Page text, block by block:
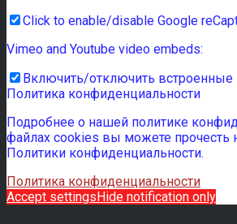
Click to enable/disable Google
Vimeo and Youtube video embeds:
Включить/отключить встроенные
Политика конфиденциальности
Подробнее о нашей политике
файлах cookies вы можете прочесть
Политики конфиденциальности.
Политика конфиденциальности
Accept settingsHide notification only